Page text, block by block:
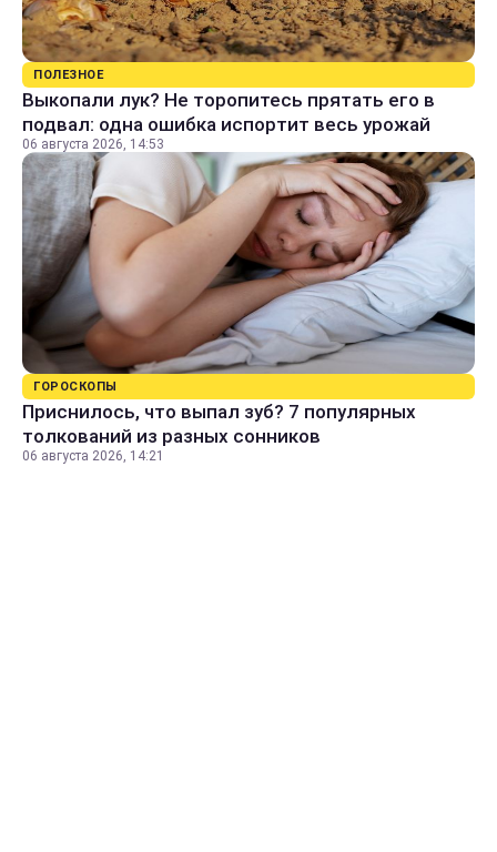
ПОЛЕЗНОЕ
Выкопали лук? Не торопитесь прятать его в
подвал: одна ошибка испортит весь урожай
06 августа 2026, 14:53
ГОРОСКОПЫ
Приснилось, что выпал зуб? 7 популярных
толкований из разных сонников
06 августа 2026, 14:21